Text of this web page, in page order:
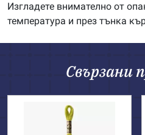
Изгладете внимателно от
температура и през тънка
Свързани